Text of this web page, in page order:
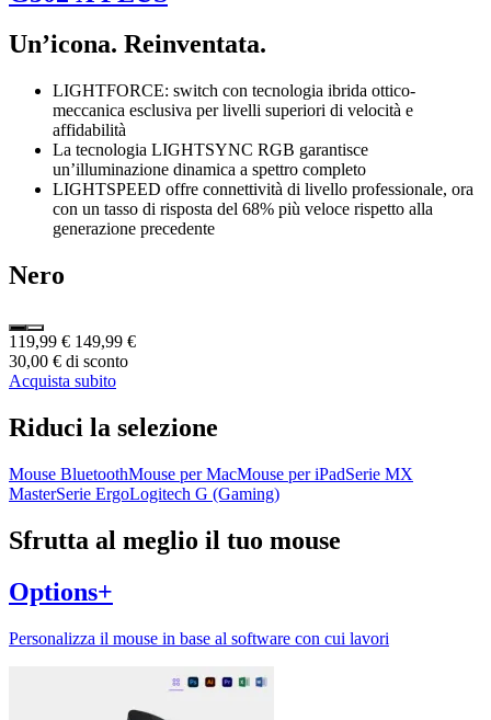
Un’icona. Reinventata.
LIGHTFORCE: switch con tecnologia ibrida ottico-
meccanica esclusiva per livelli superiori di velocità e
affidabilità
La tecnologia LIGHTSYNC RGB garantisce
un’illuminazione dinamica a spettro completo
LIGHTSPEED offre connettività di livello professionale, ora
con un tasso di risposta del 68% più veloce rispetto alla
generazione precedente
Nero
119,99 € 149,99 €
30,00 € di sconto
Acquista subito
Riduci la selezione
Mouse BluetoothMouse per MacMouse per iPadSerie MX
MasterSerie ErgoLogitech G (Gaming)
Sfrutta al meglio il tuo mouse
Options+
Personalizza il mouse in base al software con cui lavori